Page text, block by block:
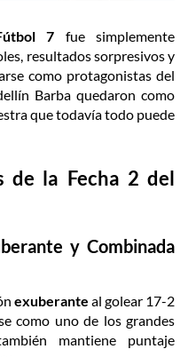
7 fue simplemente
resultados sorpresivos y
como protagonistas del
Barba quedaron como
que todavía todo puede
de la Fecha 2 del
y Combinada
exuberante al golear 17-2
como uno de los grandes
mantiene puntaje